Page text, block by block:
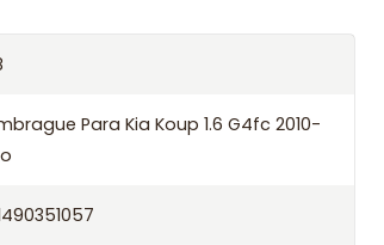
Para Kia Koup 1.6 G4fc 2010-